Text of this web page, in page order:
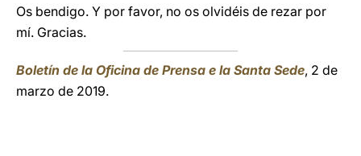
Os bendigo. Y por favor, no os olvidéis de rezar por
mí. Gracias.
Boletín de la Oficina de Prensa e la Santa Sede, 2 de
marzo de 2019.